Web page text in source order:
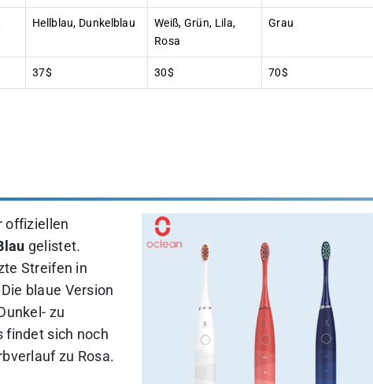
Hellblau, Dunkelblau
Weiß, Grün, Lila,
Rosa
Grau
37$ 30$ 70$
offiziellen
gelistet.
Streifen in
blaue Version
zu
findet sich noch
zu Rosa.